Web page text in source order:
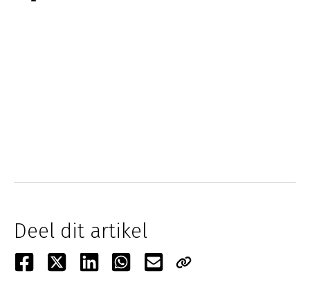
Deel dit artikel